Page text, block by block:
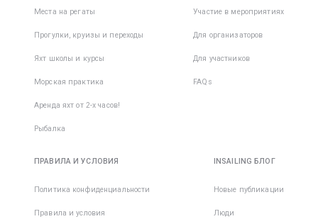
Места на регаты
Прогулки, круизы и переходы
Яхт школы и курсы
Морская практика
Аренда яхт от 2-х часов!
Рыбалка
Участие в мероприятиях
Для организаторов
Для участников
FAQs
ПРАВИЛА И УСЛОВИЯ
Политика конфиденциальности
Правила и условия
INSAILING БЛОГ
Новые публикации
Люди